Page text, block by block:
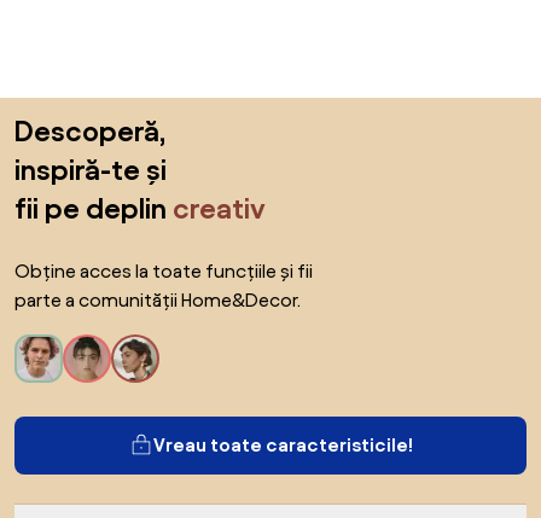
Descoperă,
inspiră-te și
fii pe deplin creativ
Obține acces la toate funcțiile și fii
parte a comunității Home&Decor.
Vreau toate caracteristicile!